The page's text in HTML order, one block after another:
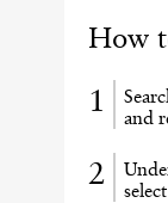
How
and